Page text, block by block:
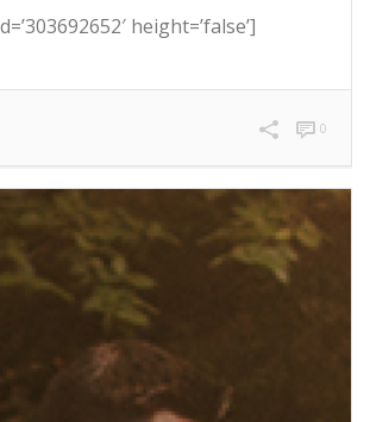
height=’false’]
0